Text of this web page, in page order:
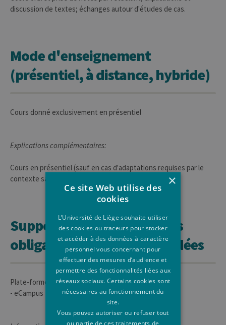
discussion de textes; échanges autour d'études de cas.
Mode d'enseignement
(présentiel, à distance, hybride)
Cours donné exclusivement en présentiel
Explications complémentaires:
Cours en présentiel (sauf en cas d'adaptations requises par le
contexte sanitaire).
Supports de cours, lectures
obligatoires ou recommandées
Plate-forme(s) utilisée(s) pour les supports de cours :
- eCampus
×
Ce site Web utilise des
cookies
L’Université de Liège souhaite utiliser
des cookies ou traceurs pour stocker
et accéder à des données à caractère
personnel vous concernant pour
effectuer des mesures d’audience et
permettre des fonctionnalités liées aux
réseaux sociaux. Certains cookies sont
nécessaires au fonctionnement du
site.
Vous pouvez autoriser ou refuser tout
ou partie de ces traitements de